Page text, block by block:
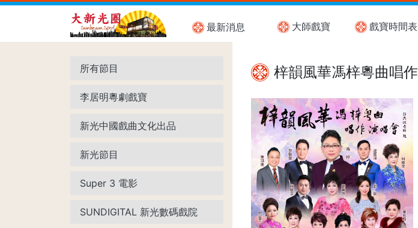
最新消息 大師戲寶 戲寶時間表
所有節目
李居明粵劇戲寶
新光中國戲曲文化出品
新光節目
Super 3 電影
SUNDIGITAL 新光數碼戲院
梓韻風華馮梓粵曲唱